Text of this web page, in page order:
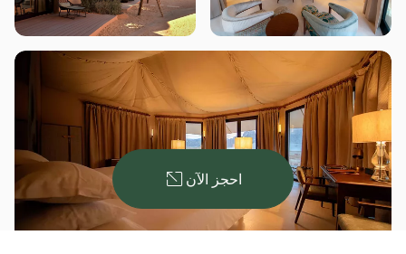
احجز الآن